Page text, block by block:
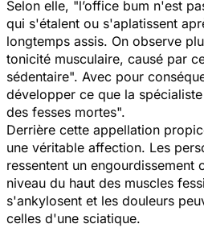
Selon elle, "l’office bum n'est
qui s'étalent ou s'aplatissent
longtemps assis. On observe
tonicité musculaire, causé par
sédentaire". Avec pour
développer ce que la
des fesses mortes".
Derrière cette appellation
une véritable affection. Les
ressentent un engourdissement
niveau du haut des muscles
s'ankylosent et les douleurs
celles d'une sciatique.